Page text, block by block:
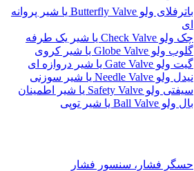
باترفلای ولو Butterfly Valve یا شیر پروانه
ای
چک ولو Check Valve یا شیر یک طرفه
گلوب ولو Globe Valve یا شیر کروی
گیت ولو Gate Valve یا شیر دروازه ای
نیدل ولو Needle Valve یا شیر سوزنی
سیفتی ولو Safety Valve یا شیر اطمینان
بال ولو Ball Valve یا شیر توپی
حسگر فشار، سنسور فشار